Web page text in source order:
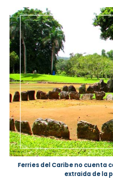
Ferries del Caribe no cuenta
extraida de la